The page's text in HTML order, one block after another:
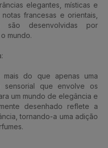
elegantes, místicas e
francesas e orientais,
são desenvolvidas por
mundo.
do que apenas uma
sensorial que envolve os
um mundo de elegância e
desenhado reflete a
tornando-a uma adição